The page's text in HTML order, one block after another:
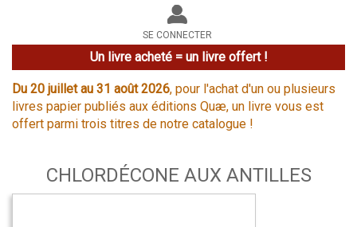
le
site
SE CONNECTER
Un livre acheté = un livre offert !
Du 20 juillet au 31 août 2026, pour l'achat d'un ou plusieurs
livres papier publiés aux éditions Quæ, un livre vous est
offert parmi trois titres de notre catalogue !
CHLORDÉCONE AUX ANTILLES